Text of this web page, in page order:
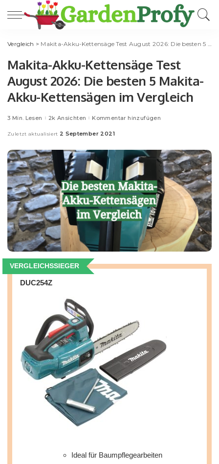
Vergleich > Makita-Akku-Kettensäge Test August 2026: Die besten 5 Makita-Akku-Kettensägen im Vergleich
Makita-Akku-Kettensäge Test
August 2026: Die besten 5 Makita-
Akku-Kettensägen im Vergleich
3 Min. Lesen 2k Ansichten Kommentar hinzufügen
Zuletzt aktualisiert 2 September 2021
VERGLEICHSSIEGER
DUC254Z
Ideal für Baumpflegearbeiten